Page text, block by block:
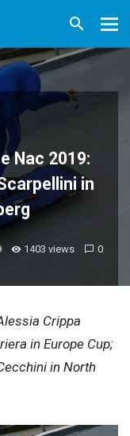
Nac 2019:
in
1403 views 0
Crippa
in Europe Cup;
in North